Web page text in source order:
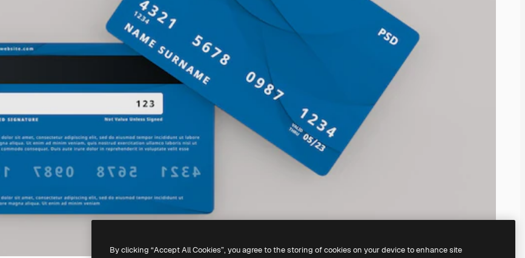
By clicking “Accept All Cookies”, you agree to the storing of cookies on your device to enhance site